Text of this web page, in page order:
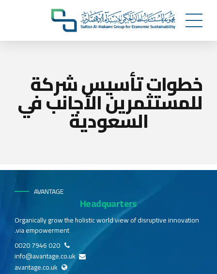
خطوات تأسيس شركة
للمستثمرين الأجانب في
السعودية
AVANTAGE
Headquarters
Organically grow the holistic world view of disruptive innovation
via empowerment.
020 7946 0020
info@avantage.co.uk
avantage.co.uk